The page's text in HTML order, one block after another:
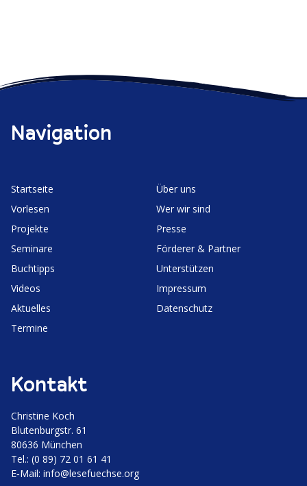
Navigation
Start­seite
Vorlesen
Projekte
Seminare
Buchtipps
Videos
Aktuelles
Termine
Über uns
Wer wir sind
Presse
Förderer & Partner
Unter­stützen
Impressum
Daten­schutz
Kontakt
Christine Koch
Bluten­burgstr. 61
80636 München
Tel.: (0 89) 72 01 61 41
E‑Mail: info@lesefuechse.org